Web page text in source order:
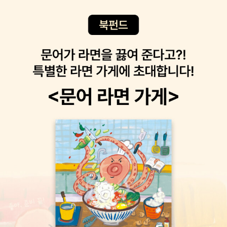
으로 더 많은 기기를 연결한다는 5G 통신의 특징은 가상 현실 등 콘
텐츠뿐 아니라 사물 인터넷, 스마트 공장, 자율 주행을 포괄하는 차세
대 산업 분야에도 큰 영향을 끼칠 것으로 예상된다. 5G 통신과 관련
해 전파, 전자파, 전자기파 등 다양한 용어가 사용되지만 이들은 모두
동일한 물리적 실체를 가리킨다. 전자기파는 19세기 맥스웰이 기존
의 전기와 자기에 관한 이론을 통합한 후 예측한 파동으로서 전기장
과 자기장이 동일한 위상으로 진동하며 빛의 속도로 날아가는 횡파를
말한다. 이론적으로 예측된 전자기파는 헤르츠의 실험을 통해 그 존
재가 증명됐다. 헤르츠는 본인의 발견이 얼마나 큰 실용적 가능성을
갖는지 상상할 수 없었지만 뒤이은 마르코니의 무선 통신 실험을 거
치며 통신 분야에서 전자기파의 활용이 본격적으로 시작됐다. 1880
년 피에르 퀴리와 폴자크 퀴리 형제는 수정을 포함한 일부 결정들에
압력을 가해 변형을 주자 전압이 발생하는 것을 발견했다. 대칭점이
없는 결정들에 압력이 가해지면 전하의 균형이 쉽게 무너지며 전류를
흐르게 할 전압이 발생하는 것이다. 압력으로 전기를 발생시키는 이
는 사실을 제일 먼저 강조한다. 그들은 최소한 우리가 그들의 행동 때
문에 공포를 느끼는 것만큼 스스로의 행동을 두려워한다.전설의 수문
장. 유명 셰프들의 신입 시절을 지켜봤다. 그들에게도 종일 양파만 까
던 시절이 있었다. 44년동안 호텔도어맨으로 일했던 한 사람의 이야
기다. 호텔 문 앞에서 적은 한국 현대사의 작은 기록이라고 해도 될 것
같다.트릭미러. 나와 세상이 혼란스러우면 일단 그 주제로 글을 써보
았다. 현시대 가장 뜨겁고 생생한 기록이자 대담하고 무자비한 책이
라고. 외신으로부터 밀레니얼 세대의 수전 손택이라는 수식을 듣기도
한 저자는 소셜미디어,리얼리티쇼, 성과 인종, 권력, 페미니즘 등 각종
주제를 넘나든다. 특히 10대 시절 리얼리티 쇼에 출연했던 당시의 기
억과 지금의 해석이 흥미롭게 펼쳐진다. 트릭 미러는 왜곡이 있는 거
울을 의미한다. 트릭미러 앞에 선 우리는 종종 거울을 보고 있다는 사
실조차 잊는다.변두리 로켓 고스트. 이케이도 준의 소설. 내게는 이것
하나로도 충분.일본의 굴레. 일본은 거대 문명의 자기장 바로 바깥에
위치한 사회에 대한 완벽한 사례다. 한 나라를 이해한다는 것은 정치
고전읽기는 79권의 책을 문학, 역사, 근대, 유토피아, 과학, 인간, 정
치 등 7개의 카테고리고 묶어 소개한 책이라고 하니. '고전 읽기는 인
들을 골라 의미를 부여하고 읽음으로써 낯설고 새로운 미래를 꿈꾸는
행위'다 라고하니. 낯익은 책은 조용한 희망, 하나려나.오늘부터 돈독
하게. 내용설명을 보고 책제목을 보니 정말 돈독,하다. '돈은 단순히
교환가치뿐 아니라 내가 원하는 일을 할 수 있는 기회를 갖게 해 주는
좌절한다. 연소득 489만원은 믿기힘들지만 사실이었다. 대출을 거
절당하고 '그래, 이왕 이렇게 된거 대문호 전에 대부호가 되겠다'고 결
심한 저자의 1년만의 월소득은 예전 연소득에 가까워졌다,라고 하니.
이거 실화인가? 하게 된다.아무튼, 반려병. 건강이 내게서 멀어질 때
내가 느끼는 감각은 이긴다/진다가 아니라 견딘다, 혹은 기다린다에
가깝다.근황이 아픈 몸일 때 대화는 난망해진다. 건강을 이겨서 쟁취
해야하는 사회에서 아픈 몸은 어쩐지 매일 진다. 건강은 하나의 이데